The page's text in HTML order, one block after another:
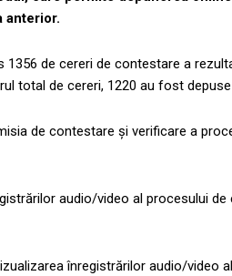
anterior.
1356 de cereri de contestare a
total de cereri, 1220 au fost
de contestare și verificare a
audio/video al procesului de
înregistrărilor audio/video